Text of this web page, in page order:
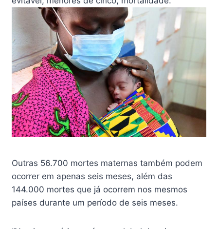
Outras 56.700 mortes maternas também podem
ocorrer em apenas seis meses, além das
144.000 mortes que já ocorrem nos mesmos
países durante um período de seis meses.